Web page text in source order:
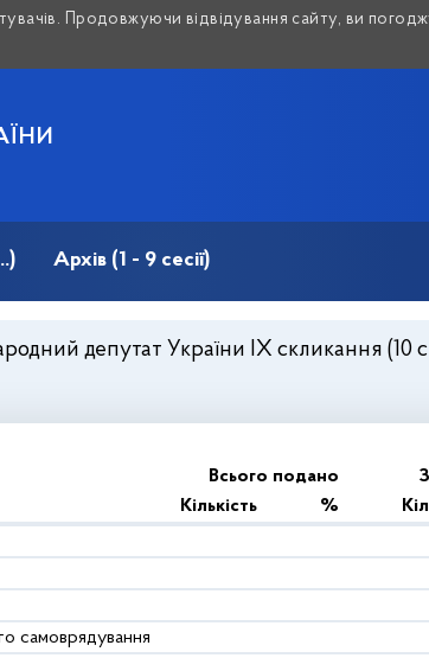
Продовжуючи відвідування сайту, ви
Архів (1 - 9 сесії)
депутат України IX скликання (10
Всього подано
Кількість
%
самоврядування